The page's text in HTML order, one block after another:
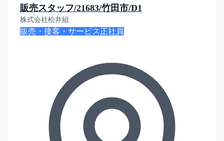
販売スタッフ/21683/竹田市/D1
株式会社松井組
販売・接客・サービス 正社員